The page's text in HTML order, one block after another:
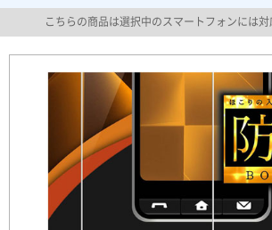
こちらの商品は選択中のスマートフォンには対